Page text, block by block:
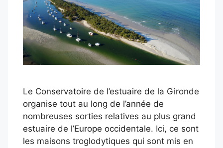
Le Conservatoire de l’estuaire de la Gironde
organise tout au long de l’année de
nombreuses sorties relatives au plus grand
estuaire de l’Europe occidentale. Ici, ce sont
les maisons troglodytiques qui sont mis en